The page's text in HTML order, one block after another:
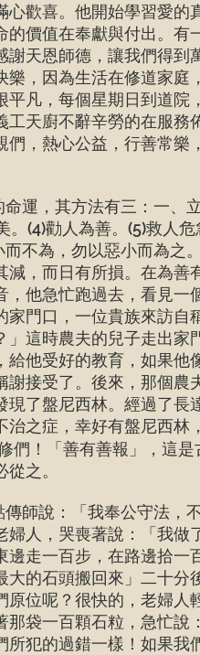
歡喜。他開始學習愛的
價值在奉獻與付出。有
天恩師德，讓我們得到
，因為生活在修道家庭
凡，每個星期日到道院
天廚不辭辛勞的在服務
，熱心公益，行善常樂
，其方法有三：一、
(4)勸人為善。(5)救人
不為，勿以惡小而為之
，而日有所損。在為善
他急忙跑過去，看見一
門口，一位貴族來訪自
這時農夫的兒子走出家
他受好的教育，如果他
接受了。後來，那個農
了盤尼西林。經過了長
之症，幸好有盤尼西林
們！「善有善報」，這
之。
說：「我奉公守法，
人，哭喪著說：「我做
走一百步，在路邊拾一
的石頭搬回來」二十分
原位呢？很快的，老婦
袋一百顆石粒，急忙說
犯的過錯一樣！如果我